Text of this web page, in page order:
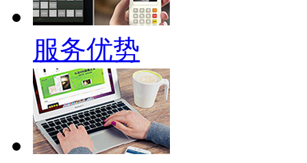
服务优势